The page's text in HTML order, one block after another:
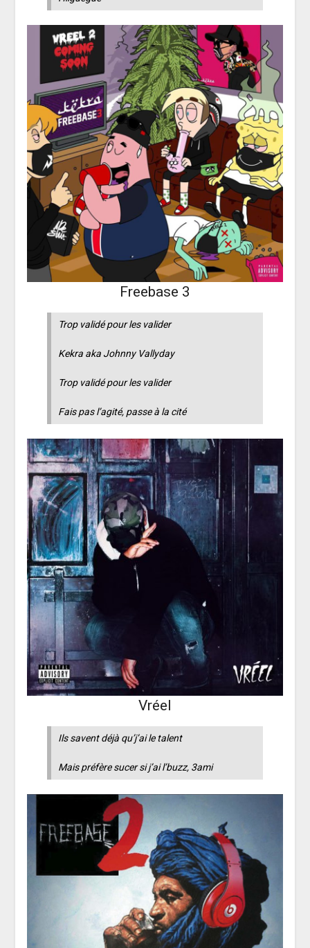
Freebase 3
Trop validé pour les valider
Kekra aka Johnny Vallyday
Trop validé pour les valider
Fais pas l’agité, passe à la cité
Vréel
Ils savent déjà qu’j’ai le talent
Mais préfère sucer si j’ai l’buzz, 3ami